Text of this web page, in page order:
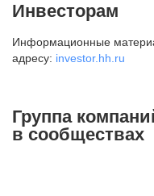
внутригородская
Муниципальный округ
2-я Брестская ул., д. 48,
+7 495 980-64-27
Инвесторам
Информационные
адресу: investor.hh.ru
Группа
в сообществах